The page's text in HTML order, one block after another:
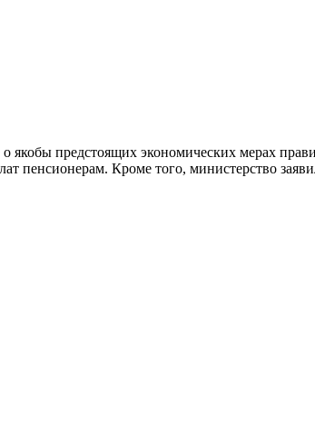
предстоящих экономических мерах
пенсионерам. Кроме того, министерство